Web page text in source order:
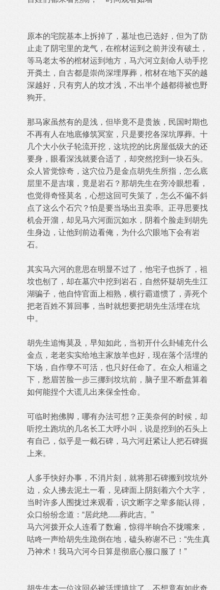
原本的宅院基本上拆掉了，墓址也已选好，但为了防
止走了阴宅里的龙气，在棺材运到之前并没有破土，
等马老太爷的棺材运到地方，马六河立刻命人动手挖
开粪土，自古都是崇尚深埋厚葬，棺材在地下买的越
深越好，只有穷人的坟才浅，不出半个越都得被也野
狗开。
那马家虽然有的是浅，但毕竟不是贵族，民国时期也
不再有人在地底修筑冥室，只是要挖各深坑厚葬。十
几个大小伙子轮流开挖，这坑挖的比房屋低级大的还
要身，眼看深浅就要合适了，却突然挖到一块石头。
众人皆觉惊奇，这穴位乃是金点胡先生所指，怎么底
层里不是吉壤，竟是岩石？那胡先生在旁冷眼想看，
也觉得奇怪莫名，心想这回可失策了，怎么不偏不斜
点了这么个石穴？怕是要当场出丑卖乖。正寻思要找
机会开溜，却见马六河面沉如水，阴着个脸走到胡先
生身边，让他到前边看俺，为什么穴眼地下会有岩
石。
其实马六河的意思在明显不过了，他宅子也拆了，祖
坟也刨了，却在墓穴中挖到岩石，自然怀疑胡先生江
湖骗子，他自恃官面上相熟，横行霸道惯了，弄死个
把老百姓不算回事，当时就想要把胡先生活埋在坑
中。
胡先生追悔莫及，早知如此，当初开什么卦铺充什么
金点，老老实实给地主家放羊也好，现在落个活埋的
下场，自作孽不可活，也只好任命了。在众人相逼之
下，愁眉苦脸一步三挪到坟坑前，脑子里不断盘算着
如何能捏个大谎儿出来保全性命。
可临时抱佛脚，哪有办法可想？正美奈何的时候，却
听挖土跑坑的几名长工大呼小叫，说是挖到的石头上
有自己，似乎是一截石碑，马六河赶紧让人把石碑掘
上来。
人多手快好办事，不消片刻，就将那石碑搬到坟坑外
边，众人拂去泥土一看，见碑面上阴刻着六个大字，
当时许多人围拢过来观看，识文断字之辈多能认得，
众口纷纷念道：“居此绝......葬此吉。”
马六河拨开众人连看了数遍，惊得半晌合不拢嘴来，
咕咚一声给胡先生跪倒在地，磕头称谢不已：“先生真
乃神术！我马六河今日算是彻底心服口服了！”
胡先生本一位这回必被活埋填坑了，不想竟有如此奇